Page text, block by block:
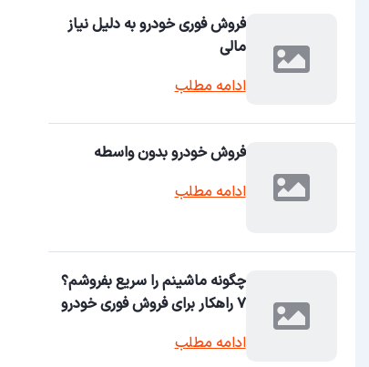
فروش فوری خودرو به دلیل نیاز
مالی
ادامه مطلب
فروش خودرو بدون واسطه
ادامه مطلب
چگونه ماشینم را سریع بفروشم؟
۷ راهکار برای فروش فوری خودرو
ادامه مطلب